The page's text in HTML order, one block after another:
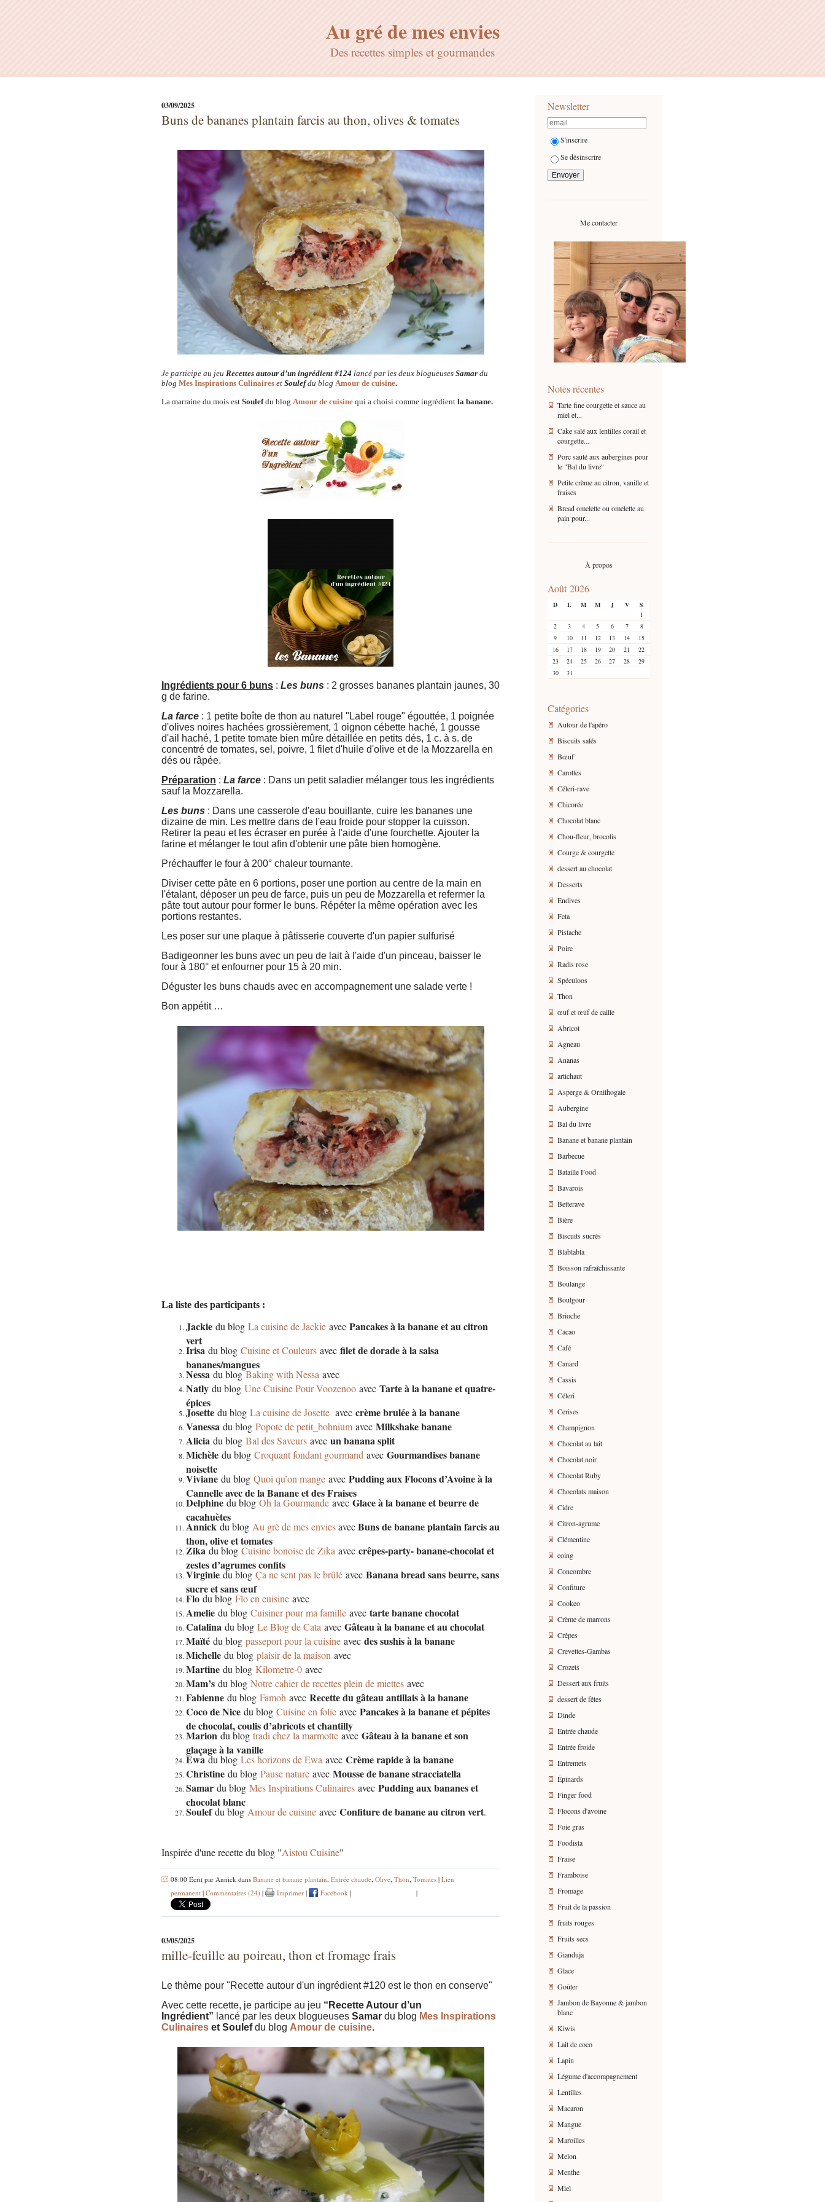
Au gré de mes envies
Des recettes simples et gourmandes
Newsletter
S'inscrire
Se désinscrire
Me contacter
Notes récentes
Tarte fine courgette et sauce au
miel et...
Cake salé aux lentilles corail et
courgette...
Porc sauté aux aubergines pour
le "Bal du livre"
Petite crème au citron, vanille et
fraises
Bread omelette ou omelette au
pain pour...
À propos
Août 2026
D L M M J V
S
1
2
3 4 5 6 7
8
9
10 11 12 13 14
15
16
17 18 19 20 21
22
23
24 25 26 27 28
29
30
31
Catégories
Autour de l'apéro
Biscuits salés
Bœuf
Carottes
Céleri-rave
Chicorée
Chocolat blanc
Chou-fleur, brocolis
Courge & courgette
dessert au chocolat
Desserts
Endives
Feta
Pistache
Poire
Radis rose
Spéculoos
Thon
œuf et œuf de caille
Abricot
Agneau
Ananas
artichaut
Asperge & Ornithogale
Aubergine
Bal du livre
Banane et banane plantain
Barbecue
Bataille Food
Bavarois
Betterave
Bière
Biscuits sucrés
Blablabla
Boisson rafraîchissante
Boulange
Boulgour
Brioche
Cacao
Café
Canard
Cassis
Céleri
Cerises
Champignon
Chocolat au lait
Chocolat noir
Chocolat Ruby
Chocolats maison
Cidre
Citron-agrume
Clémentine
coing
Concombre
Confiture
Cookeo
Crème de marrons
Crêpes
Crevettes-Gambas
Crozets
Dessert aux fruits
dessert de fêtes
Dinde
Entrée chaude
Entrée froide
Entremets
Épinards
Finger food
Flocons d'avoine
Foie gras
Foodista
Fraise
Framboise
Fromage
Fruit de la passion
fruits rouges
Fruits secs
Gianduja
Glace
Goûter
Jambon de Bayonne & jambon
blanc
Kiwis
Lait de coco
Lapin
Légume d'accompagnement
Lentilles
Macaron
Mangue
Maroilles
Melon
Menthe
Miel
03/09/2025
Buns de bananes plantain farcis au thon, olives & tomates
Je participe au jeu Recettes autour d’un ingrédient #124 lancé par les deux blogueuses Samar du
blog Mes Inspirations Culinaires et Soulefdu blog Amour de cuisine.
La marraine du mois est Soulefdu blog Amour de cuisine qui a choisi comme ingrédient la banane.
Ingrédients pour 6 buns : Les buns : 2 grosses bananes plantain jaunes, 30
g de farine.
La farce : 1 petite boîte de thon au naturel "Label rouge" égouttée, 1 poignée
d'olives noires hachées grossièrement, 1 oignon cébette haché, 1 gousse
d'ail haché, 1 petite tomate bien mûre détaillée en petits dés, 1 c. à s. de
concentré de tomates, sel, poivre, 1 filet d'huile d'olive et de la Mozzarella en
dés ou râpée.
Préparation : La farce : Dans un petit saladier mélanger tous les ingrédients
sauf la Mozzarella.
Les buns : Dans une casserole d'eau bouillante, cuire les bananes une
dizaine de min. Les mettre dans de l'eau froide pour stopper la cuisson.
Retirer la peau et les écraser en purée à l'aide d'une fourchette. Ajouter la
farine et mélanger le tout afin d'obtenir une pâte bien homogène.
Préchauffer le four à 200° chaleur tournante.
Diviser cette pâte en 6 portions, poser une portion au centre de la main en
l'étalant, déposer un peu de farce, puis un peu de Mozzarella et refermer la
pâte tout autour pour former le buns. Répéter la même opération avec les
portions restantes.
Les poser sur une plaque à pâtisserie couverte d'un papier sulfurisé
Badigeonner les buns avec un peu de lait à l'aide d'un pinceau, baisser le
four à 180° et enfourner pour 15 à 20 min.
Déguster les buns chauds avec en accompagnement une salade verte !
Bon appétit …
La liste des participants :
Jackie du blog La cuisine de Jackie avec Pancakes à la banane et au citron
vert
Irisa du blog Cuisine et Couleurs avec filet de dorade à la salsa
bananes/mangues
Nessa du blogBaking with Nessa avec
Natly du blog Une Cuisine Pour Voozenoo avec Tarte à la banane et quatre-
épices
Josette du blog La cuisine de Josette avec crème brulée à la banane
Vanessa du blog Popote de petit_bohnium avec Milkshake banane
Alicia du blog Bal des Saveurs avec un banana split
Michèle du blog Croquant fondant gourmand avec Gourmandises banane
noisette
Viviane du blog Quoi qu’on mange avec Pudding aux Flocons d’Avoine à la
Cannelle avec de la Banane et des Fraises
Delphine du blog Oh la Gourmande avec Glace à la banane et beurre de
cacahuètes
Annick du blog Au grè de mes enviesavecBuns de banane plantain farcis au
thon, olive et tomates
Zikadu blog Cuisine bonoise de Zika avec crêpes-party- banane-chocolat et
zestes d’agrumes confits
Virginie du blog Ça ne sent pas le brûlé avec Banana bread sans beurre, sans
sucre et sans œuf
Flo du blog Flo en cuisine avec
Amelie du blog Cuisiner pour ma famille avec tarte banane chocolat
Catalina du blog Le Blog de Cata avec Gâteau à la banane et au chocolat
Maïté du blog passeport pour la cuisine avec des sushis à la banane
Michelle du blog plaisir de la maison avec
Martine du blog Kilometre-0 avec
Mam’s du blog Notre cahier de recettes plein de miettes avec
Fabienne du blog Famoh avec Recette du gâteau antillais à la banane
Coco de Nice du blog Cuisine en folie avec Pancakes à la banane et pépites
de chocolat, coulis d’abricots et chantilly
Marion du blog tradi chez la marmotte avec Gâteau à la banane et son
glaçage à la vanille
Ewadu blog Les horizons de Ewa avec Crème rapide à la banane
Christine du blog Pause nature avec Mousse de banane stracciatella
Samar du blog Mes Inspirations Culinaires avec Pudding aux bananes et
chocolat blanc
Soulefdu blog Amour de cuisine avec Confiture de banane au citron vert.
Inspirée d'une recette du blog "Aistou Cuisine"
08:00 Écrit par Annick dans Banane et banane plantain, Entrée chaude, Olive, Thon, Tomates | Lien
permanent | Commentaires (24) | Imprimer | Facebook | |
03/05/2025
mille-feuille au poireau, thon et fromage frais
Le thème pour "Recette autour d'un ingrédient #120 est le thon en conserve"
Avec cette recette, je participe au jeu “Recette Autour d’un
Ingrédient” lancé par les deux blogueuses Samar du blog Mes Inspirations
Culinaires et Soulefdu blog Amour de cuisine.